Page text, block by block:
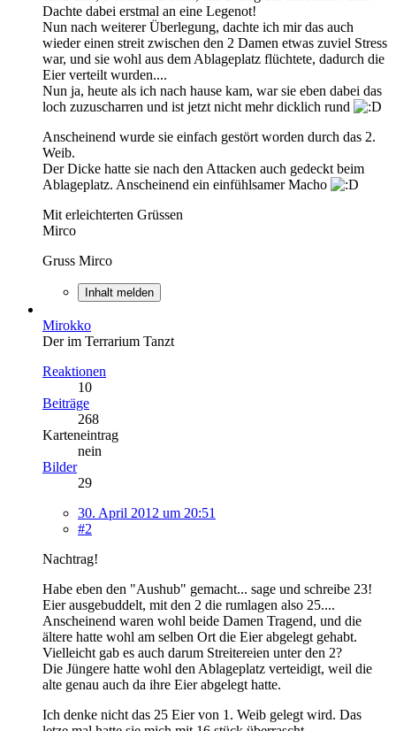
Dachte dabei erstmal an eine Legenot!
Nun nach weiterer Überlegung, dachte ich mir das auch
wieder einen streit zwischen den 2 Damen etwas zuviel Stress
war, und sie wohl aus dem Ablageplatz flüchtete, dadurch die
Eier verteilt wurden....
Nun ja, heute als ich nach hause kam, war sie eben dabei das
loch zuzuscharren und ist jetzt nicht mehr dicklich rund
Anscheinend wurde sie einfach gestört worden durch das 2.
Weib.
Der Dicke hatte sie nach den Attacken auch gedeckt beim
Ablageplatz. Anscheinend ein einfühlsamer Macho
Mit erleichterten Grüssen
Mirco
Gruss Mirco
Inhalt melden
Mirokko
Der im Terrarium Tanzt
Reaktionen
10
Beiträge
268
Karteneintrag
nein
Bilder
29
30. April 2012 um 20:51
#2
Nachtrag!
Habe eben den "Aushub" gemacht... sage und schreibe 23!
Eier ausgebuddelt, mit den 2 die rumlagen also 25....
Anscheinend waren wohl beide Damen Tragend, und die
ältere hatte wohl am selben Ort die Eier abgelegt gehabt.
Vielleicht gab es auch darum Streitereien unter den 2?
Die Jüngere hatte wohl den Ablageplatz verteidigt, weil die
alte genau auch da ihre Eier abgelegt hatte.
Ich denke nicht das 25 Eier von 1. Weib gelegt wird. Das